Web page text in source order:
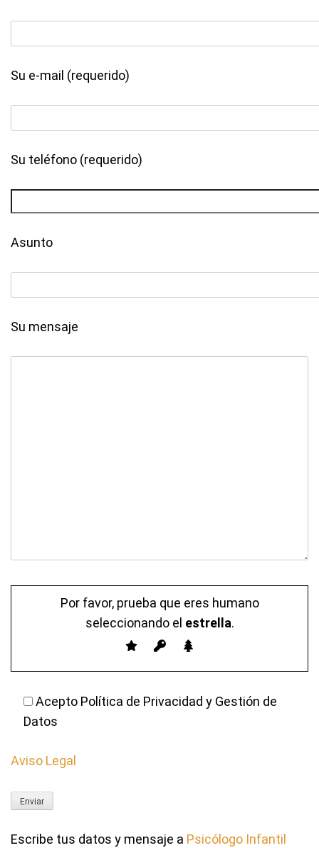
Su e-mail (requerido)
Su teléfono (requerido)
Asunto
Su mensaje
Por favor, prueba que eres humano
seleccionando el estrella.
Acepto Política de Privacidad y Gestión de
Datos
Aviso Legal
Escribe tus datos y mensaje a Psicólogo Infantil